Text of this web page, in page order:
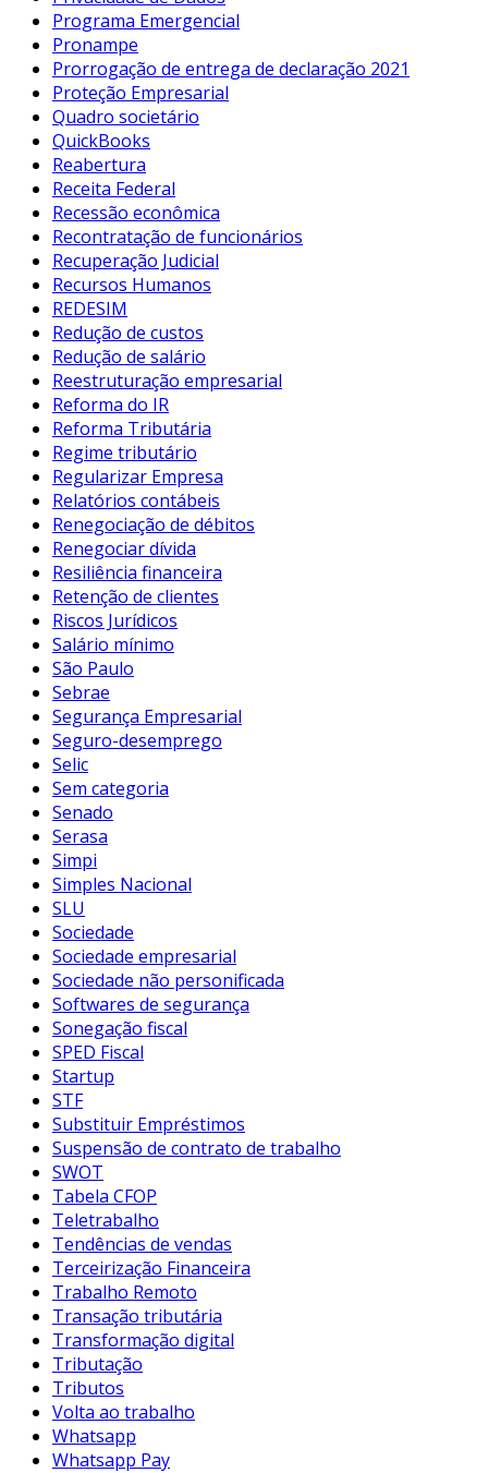
Programa Emergencial
Pronampe
Prorrogação de entrega de declaração 2021
Proteção Empresarial
Quadro societário
QuickBooks
Reabertura
Receita Federal
Recessão econômica
Recontratação de funcionários
Recuperação Judicial
Recursos Humanos
REDESIM
Redução de custos
Redução de salário
Reestruturação empresarial
Reforma do IR
Reforma Tributária
Regime tributário
Regularizar Empresa
Relatórios contábeis
Renegociação de débitos
Renegociar dívida
Resiliência financeira
Retenção de clientes
Riscos Jurídicos
Salário mínimo
São Paulo
Sebrae
Segurança Empresarial
Seguro-desemprego
Selic
Sem categoria
Senado
Serasa
Simpi
Simples Nacional
SLU
Sociedade
Sociedade empresarial
Sociedade não personificada
Softwares de segurança
Sonegação fiscal
SPED Fiscal
Startup
STF
Substituir Empréstimos
Suspensão de contrato de trabalho
SWOT
Tabela CFOP
Teletrabalho
Tendências de vendas
Terceirização Financeira
Trabalho Remoto
Transação tributária
Transformação digital
Tributação
Tributos
Volta ao trabalho
Whatsapp
Whatsapp Pay